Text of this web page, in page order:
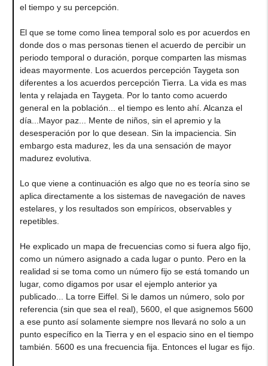
el tiempo y su percepción.
El que se tome como linea temporal solo es por acuerdos en
donde dos o mas personas tienen el acuerdo de percibir un
periodo temporal o duración, porque comparten las mismas
ideas mayormente. Los acuerdos percepción Taygeta son
diferentes a los acuerdos percepción Tierra. La vida es mas
lenta y relajada en Taygeta. Por lo tanto como acuerdo
general en la población... el tiempo es lento ahí. Alcanza el
día...Mayor paz... Mente de niños, sin el apremio y la
desesperación por lo que desean. Sin la impaciencia. Sin
embargo esta madurez, les da una sensación de mayor
madurez evolutiva.
Lo que viene a continuación es algo que no es teoría sino se
aplica directamente a los sistemas de navegación de naves
estelares, y los resultados son empíricos, observables y
repetibles.
He explicado un mapa de frecuencias como si fuera algo fijo,
como un número asignado a cada lugar o punto. Pero en la
realidad si se toma como un número fijo se está tomando un
lugar, como digamos por usar el ejemplo anterior ya
publicado... La torre Eiffel. Si le damos un número, solo por
referencia (sin que sea el real), 5600, el que asignemos 5600
a ese punto así solamente siempre nos llevará no solo a un
punto específico en la Tierra y en el espacio sino en el tiempo
también. 5600 es una frecuencia fija. Entonces el lugar es fijo.